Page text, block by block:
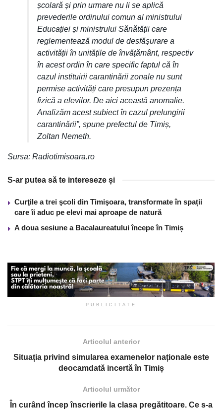
școlară și prin urmare nu li se aplică
prevederile ordinului comun al ministrului
Educației și ministrului Sănătății care
reglementează modul de desfășurare a
activității în unitățile de învățământ, respectiv
în acest ordin în care specific faptul că în
cazul instituirii carantinării zonale nu sunt
permise activități care presupun prezența
fizică a elevilor. De aici această anomalie.
Analizăm acest subiect în cazul prelungirii
carantinării”, spune prefectul de Timiș,
Zoltan Nemeth.
Sursa: Radiotimisoara.ro
S-ar putea să te intereseze și
Curţile a trei şcoli din Timişoara, transformate în spații
care îi aduc pe elevi mai aproape de natură
A doua sesiune a Bacalaureatului începe în Timiș
PUBLICITATE
Articolul anterior
Situația privind simularea examenelor naționale este
deocamdată incertă în Timiș
Articolul următor
În curând încep înscrierile la clasa pregătitoare. Ce s-a